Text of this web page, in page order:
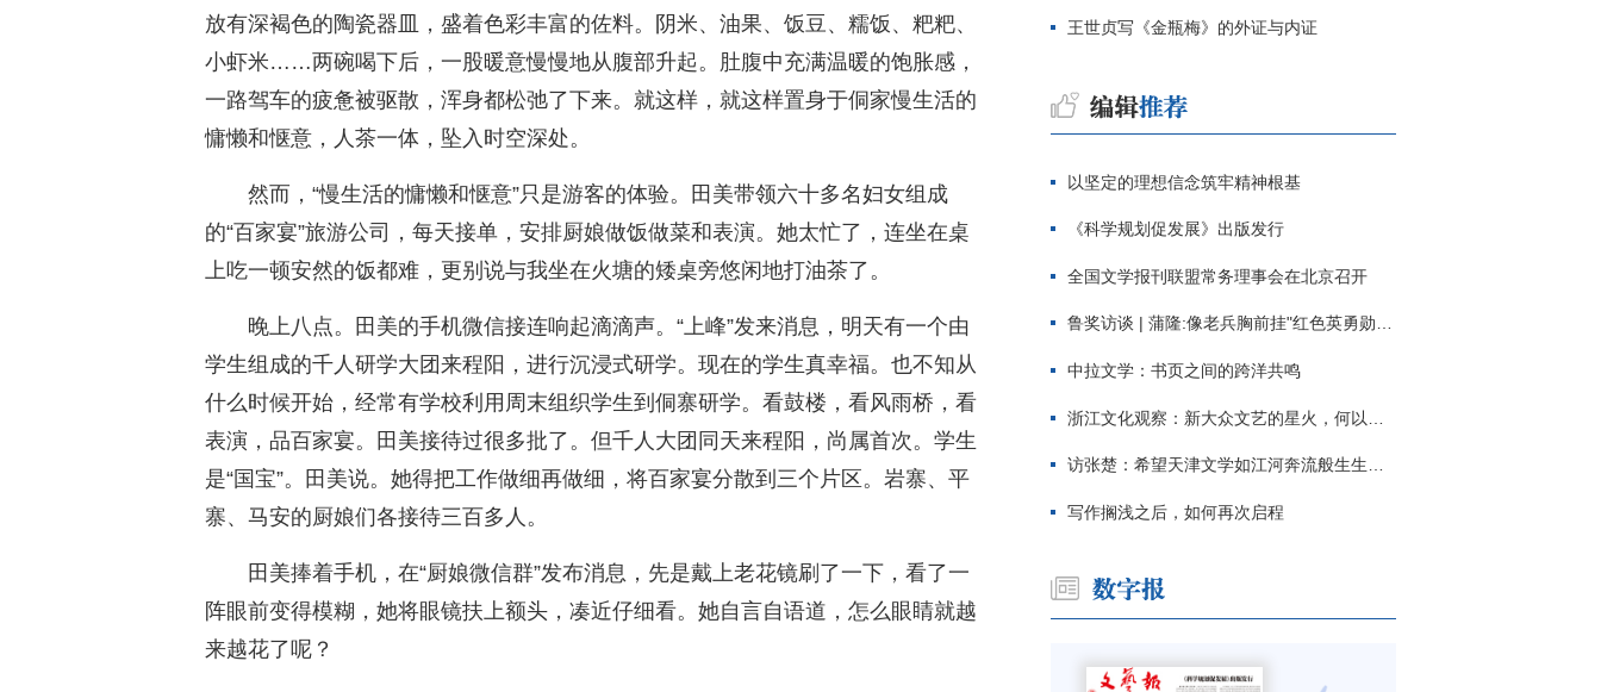
放有深褐色的陶瓷器皿，盛着色彩丰富的佐料。阴米、油果、饭豆、糯饭、粑粑、
小虾米……两碗喝下后，一股暖意慢慢地从腹部升起。肚腹中充满温暖的饱胀感，
一路驾车的疲惫被驱散，浑身都松弛了下来。就这样，就这样置身于侗家慢生活的
慵懒和惬意，人茶一体，坠入时空深处。
然而，“慢生活的慵懒和惬意”只是游客的体验。田美带领六十多名妇女组成
的“百家宴”旅游公司，每天接单，安排厨娘做饭做菜和表演。她太忙了，连坐在桌
上吃一顿安然的饭都难，更别说与我坐在火塘的矮桌旁悠闲地打油茶了。
晚上八点。田美的手机微信接连响起滴滴声。“上峰”发来消息，明天有一个由
学生组成的千人研学大团来程阳，进行沉浸式研学。现在的学生真幸福。也不知从
什么时候开始，经常有学校利用周末组织学生到侗寨研学。看鼓楼，看风雨桥，看
表演，品百家宴。田美接待过很多批了。但千人大团同天来程阳，尚属首次。学生
是“国宝”。田美说。她得把工作做细再做细，将百家宴分散到三个片区。岩寨、平
寨、马安的厨娘们各接待三百多人。
田美捧着手机，在“厨娘微信群”发布消息，先是戴上老花镜刷了一下，看了一
阵眼前变得模糊，她将眼镜扶上额头，凑近仔细看。她自言自语道，怎么眼睛就越
来越花了呢？
王世贞写《金瓶梅》的外证与内证
以坚定的理想信念筑牢精神根基
《科学规划促发展》出版发行
全国文学报刊联盟常务理事会在北京召开
鲁奖访谈 | 蒲隆:像老兵胸前挂"红色英勇勋章"
中拉文学：书页之间的跨洋共鸣
浙江文化观察：新大众文艺的星火，何以燎原？
访张楚：希望天津文学如江河奔流般生生不息
写作搁浅之后，如何再次启程